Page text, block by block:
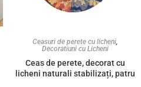
Ceasuri de perete cu licheni,
Decoratiuni cu Licheni
Ceas de perete, decorat cu
licheni naturali stabilizați, patru